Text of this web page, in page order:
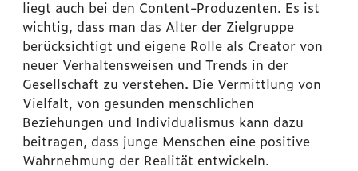
liegt auch bei den Content-Produzenten. Es ist
wichtig, dass man das Alter der Zielgruppe
berücksichtigt und eigene Rolle als Creator von
neuer Verhaltensweisen und Trends in der
Gesellschaft zu verstehen. Die Vermittlung von
Vielfalt, von gesunden menschlichen
Beziehungen und Individualismus kann dazu
beitragen, dass junge Menschen eine positive
Wahrnehmung der Realität entwickeln.